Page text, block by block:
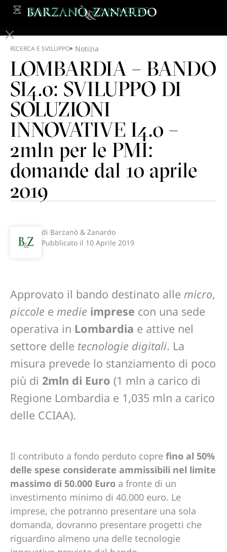
RICERCA E SVILUPPO Notizia
LOMBARDIA – BANDO
SI4.0: SVILUPPO DI
SOLUZIONI
INNOVATIVE I4.0 –
2mln per le PMI:
domande dal 10 aprile
2019
di Barzanò & Zanardo
Pubblicato il 10 Aprile 2019
Approvato il bando destinato alle micro,
piccole e medie imprese con una sede
operativa in Lombardia e attive nel
settore delle tecnologie digitali. La
misura prevede lo stanziamento di poco
più di 2mln di Euro (1 mln a carico di
Regione Lombardia e 1,035 mln a carico
delle CCIAA).
Il contributo a fondo perduto copre fino al 50%
delle spese considerate ammissibili nel limite
massimo di 50.000 Euro a fronte di un
investimento minimo di 40.000 euro. Le
imprese, che potranno presentare una sola
domanda, dovranno presentare progetti che
riguardino almeno una delle tecnologie